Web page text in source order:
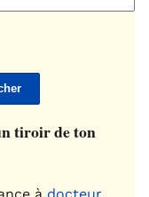
tiroir de ton